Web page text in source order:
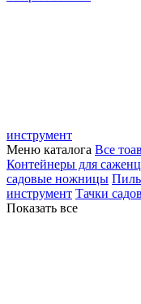
инструмент
Меню каталога Все
Контейнеры для
садовые ножницы
инструмент Тачки
Показать все